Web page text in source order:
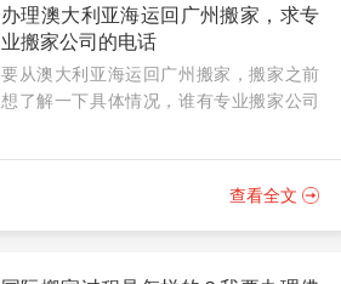
办理澳大利亚海运回广州搬家，求专
业搬家公司的电话
要从澳大利亚海运回广州搬家，搬家之前
想了解一下具体情况，谁有专业搬家公司
查看全文